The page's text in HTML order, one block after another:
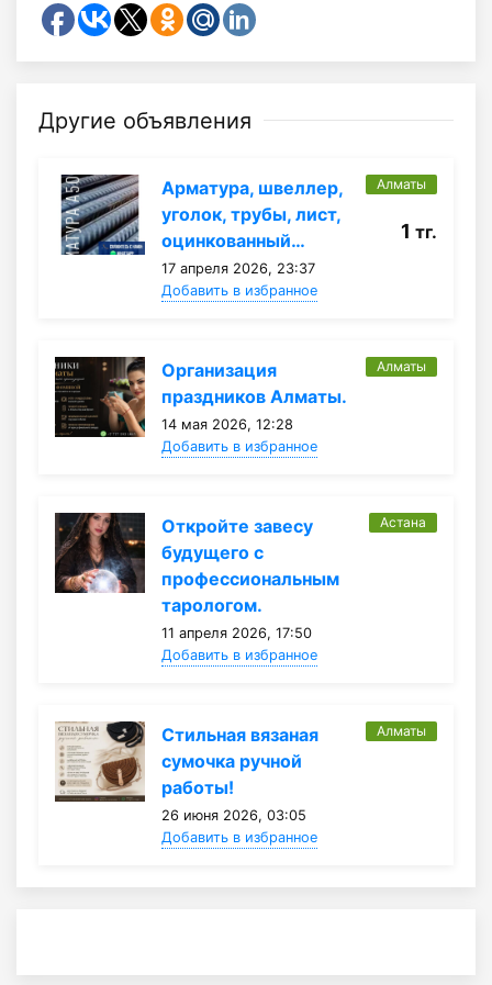
Другие объявления
Арматура, швеллер,
уголок, трубы, лист,
оцинкованный…
17 апреля 2026, 23:37
Добавить в избранное
Алматы
1 тг.
Организация
праздников Алматы.
14 мая 2026, 12:28
Добавить в избранное
Алматы
Откройте завесу
будущего с
профессиональным
тарологом.
11 апреля 2026, 17:50
Добавить в избранное
Астана
Стильная вязаная
сумочка ручной
работы!
26 июня 2026, 03:05
Добавить в избранное
Алматы